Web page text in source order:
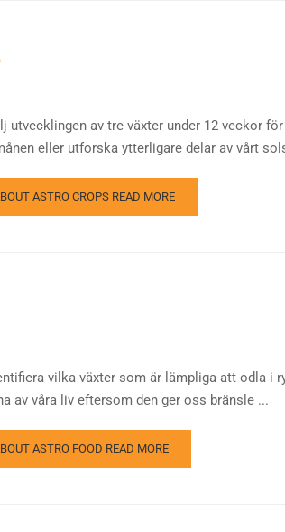
utvecklingen av tre växter under 12 veckor
eller utforska ytterligare delar av vårt
ASTRO CROPS READ MORE
vilka växter som är lämpliga att odla i
av våra liv eftersom den ger oss bränsle ...
ASTRO FOOD READ MORE